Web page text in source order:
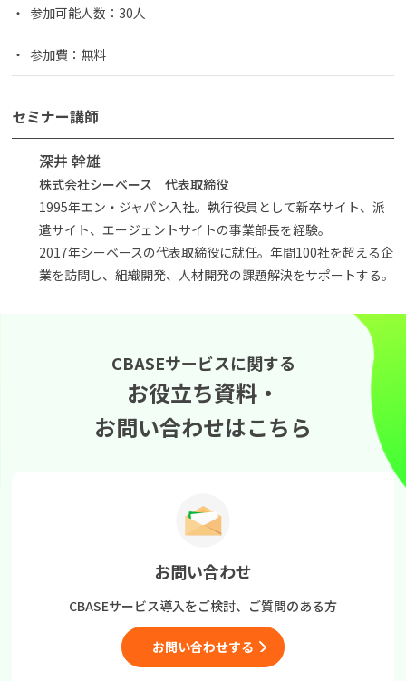
参加可能人数：30人
参加費：無料
セミナー講師
深井 幹雄
株式会社シーベース 代表取締役
1995年エン・ジャパン入社。執行役員として新卒サイト、派
遣サイト、エージェントサイトの事業部長を経験。
2017年シーベースの代表取締役に就任。年間100社を超える企
業を訪問し、組織開発、人材開発の課題解決をサポートする。
CBASEサービスに関する
お役立ち資料・
お問い合わせはこちら
お問い合わせ
CBASEサービス導入をご検討、 ご質問のある方
お問い合わせする